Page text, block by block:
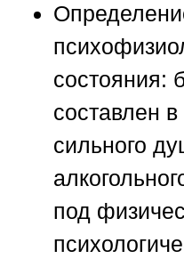
состояния:
составлен
сильного
под